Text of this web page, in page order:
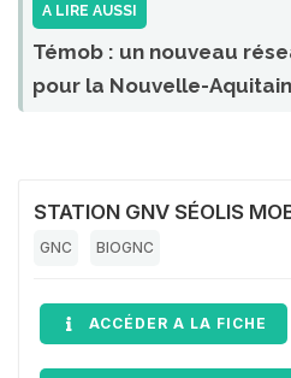
A LIRE AUSSI
Témob : un nouveau
pour la Nouvelle-
STATION GNV SÉOLIS
GNC BIOGNC
ACCÉDER A LA FICHE